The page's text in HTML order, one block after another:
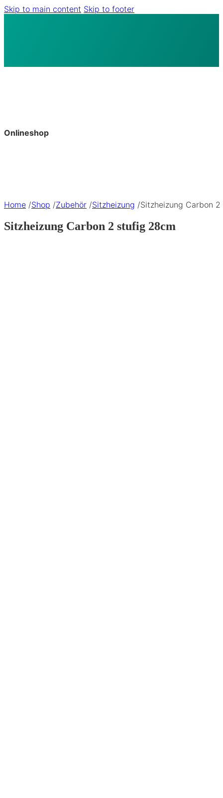
Skip to main content Skip to footer
Onlineshop
Home /Shop /Zubehör /Sitzheizung /Sitzheizung Carbon
Sitzheizung Carbon 2 stufig 28cm